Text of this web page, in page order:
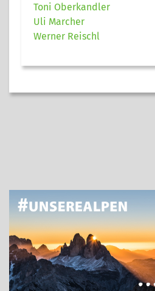
Toni Oberkandler
Uli Marcher
Werner Reischl